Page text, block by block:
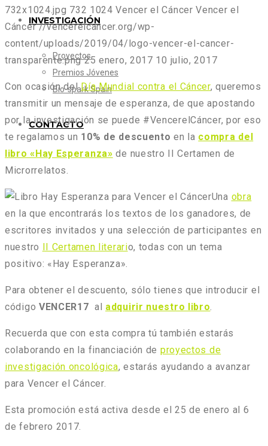
INVESTIGACIÓN
Proyectos
Premios Jóvenes
Bio-spark Spain
CONTACTO
732x1024.jpg 732 1024 Vencer el Cáncer Vencer el
Cáncer //vencerelcancer.org/wp-
content/uploads/2019/04/logo-vencer-el-cancer-
transparente.png 25 enero, 2017 10 julio, 2017
Con ocasión delDía Mundial contra el Cáncer, queremos
transmitir un mensaje de esperanza, de que apostando
por la investigación se puede #VencerelCáncer, por eso
te regalamos un 10% de descuento en la compra del
libro «Hay Esperanza» de nuestro II Certamen de
Microrrelatos.
Una obra
en la que encontrarás los textos de los ganadores, de
escritores invitados y una selección de participantes en
nuestro
II Certamen literario, todas con un tema
positivo: «Hay Esperanza».
Para obtener el descuento, sólo tienes que introducir el
código VENCER17 al adquirir nuestro libro.
Recuerda que con esta compra tú también estarás
colaborando en la financiación de proyectos de
investigación oncológica, estarás ayudando a avanzar
para Vencer el Cáncer.
Esta promoción está activa desde el 25 de enero al 6
de febrero 2017.